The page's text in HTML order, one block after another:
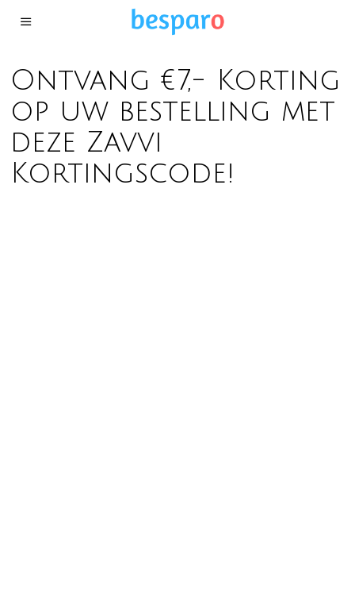
Ontvang €7,- Korting
op uw bestelling met
deze Zavvi
Kortingscode!